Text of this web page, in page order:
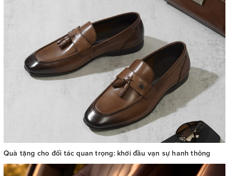
Quà tặng cho đối tác quan trọng: khởi đầu vạn sự hanh thông